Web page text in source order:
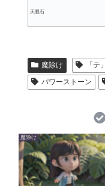
天眼石
魔除け 「テ」
パワーストーン
魔除け